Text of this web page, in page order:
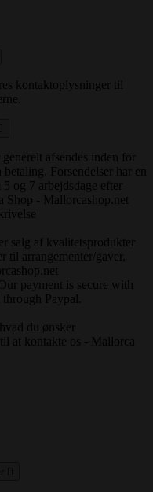
kontaktoplysninger til
afsendes inden for
Forsendelser har en
og 7 arbejdsdage efter
Shop - Mallorcashop.net
salg af kvalitetsprodukter
arrangementer/gaver,
payment is secure with
Paypal.
du ønsker
at kontakte os - Mallorca